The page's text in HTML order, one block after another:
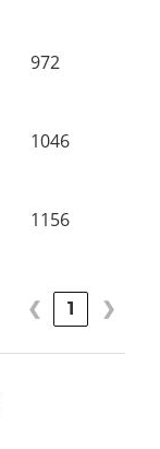
972
1046
1156
❮ 1 ❯